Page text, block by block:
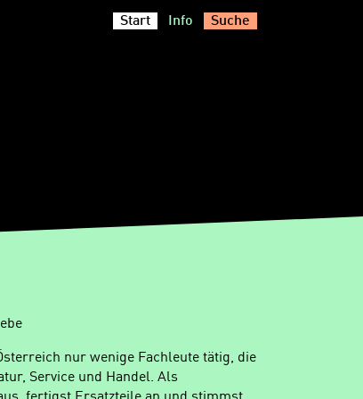
Start
Info Suche
nur wenige Fachleute tätig, die
Service und Handel. Als